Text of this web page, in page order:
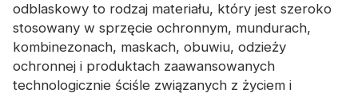
Materiał świecący w ciemności
Przemysłowe mycie wykończeniowe
Informacje o CHINASTARS
odblaskowy to rodzaj materiału, który jest szeroko
stosowany w sprzęcie ochronnym, mundurach,
kombinezonach, maskach, obuwiu, odzieży
ochronnej i produktach zaawansowanych
technologicznie ściśle związanych z życiem i